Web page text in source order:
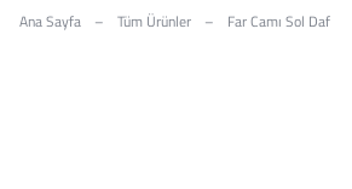
Ana Sayfa – Tüm Ürünler – Far Camı Sol Daf